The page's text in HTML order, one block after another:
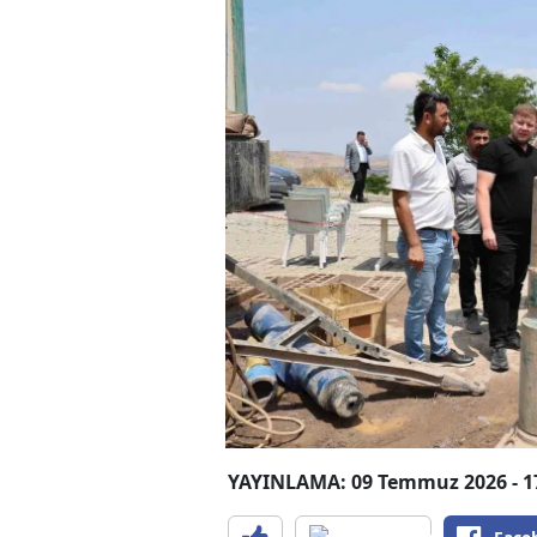
YAYINLAMA: 09 Temmuz 2026 -